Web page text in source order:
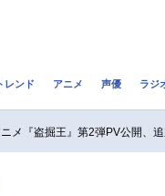
レンド アニメ 声優 ラジ
メ『盗掘王』第2弾PV公開、